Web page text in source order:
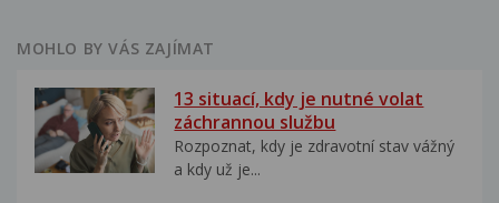
MOHLO BY VÁS ZAJÍMAT
13 situací, kdy je nutné volat
záchrannou službu
Rozpoznat, kdy je zdravotní stav vážný
a kdy už je...